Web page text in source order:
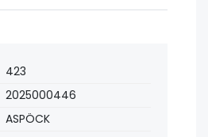
423
2025000446
ASPÖCK